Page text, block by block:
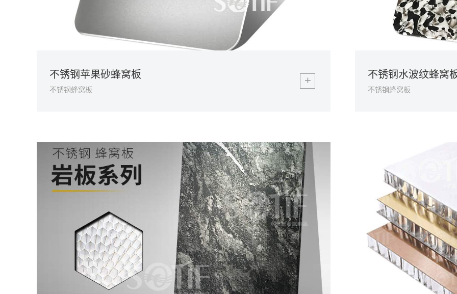
不锈钢苹果砂蜂窝板
不锈钢蜂窝板
+ 不锈钢水波纹蜂窝
不锈钢蜂窝板